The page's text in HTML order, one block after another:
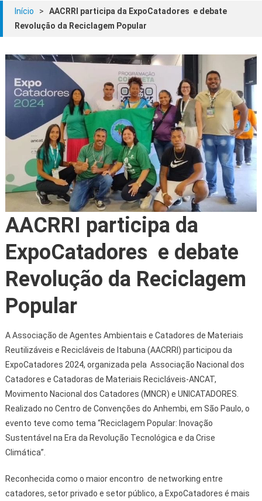
Início >
AACRRI participa da ExpoCatadores e debate
Revolução da Reciclagem Popular
AACRRI participa da
ExpoCatadores e debate
Revolução da Reciclagem
Popular
A Associação de Agentes Ambientais e Catadores de Materiais
Reutilizáveis e Recicláveis de Itabuna (AACRRI) participou da
ExpoCatadores 2024, organizada pela Associação Nacional dos
Catadores e Catadoras de Materiais Recicláveis-ANCAT,
Movimento Nacional dos Catadores (MNCR) e UNICATADORES.
Realizado no Centro de Convenções do Anhembi, em São Paulo, o
evento teve como tema “Reciclagem Popular: Inovação
Sustentável na Era da Revolução Tecnológica e da Crise
Climática”.
Reconhecida como o maior encontro de networking entre
catadores, setor privado e setor público, a ExpoCatadores é mais